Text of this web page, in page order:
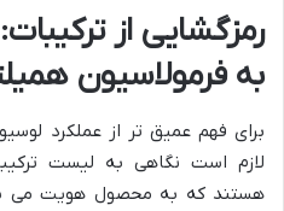
رمزگشایی از
به فرمولاسیون
لازم است نگاهی به لیست
هستند که به محصول هویت می